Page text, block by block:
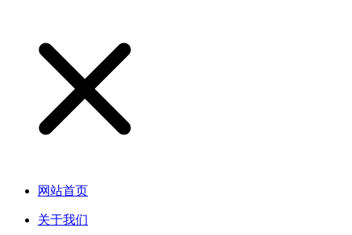
网站首页
关于我们